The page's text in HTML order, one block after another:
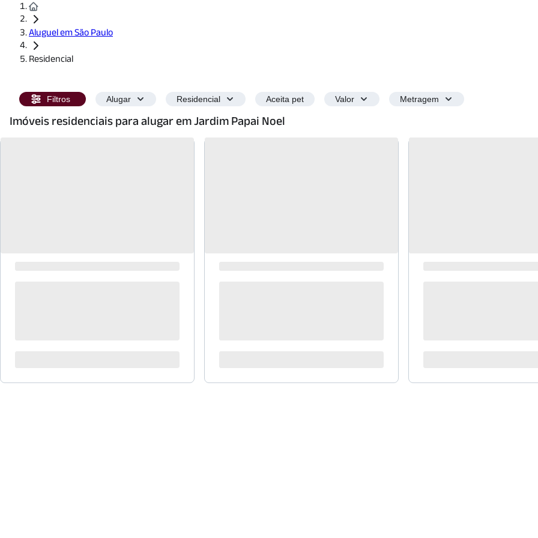
Aluguel em São Paulo
Residencial
Filtros Alugar Residencial Aceita pet Valor Metragem
Imóveis residenciais para alugar em Jardim Papai Noel